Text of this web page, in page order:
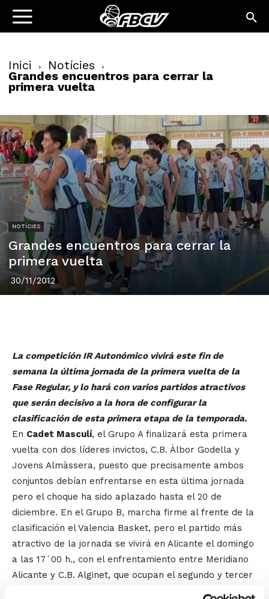
Inici Notícies
Grandes encuentros para cerrar la
primera vuelta
NOTÍCIES
Grandes encuentros para cerrar la
primera vuelta
30/11/2012
La competición IR Autonómico vivirá este fin de
semana la última jornada de la primera vuelta de la
Fase Regular, y lo hará con varios partidos atractivos
que serán decisivo a la hora de configurar la
clasificación de esta primera etapa de la temporada.
En Cadet Masculí, el Grupo A finalizará esta primera
vuelta con dos líderes invictos, C.B. Àlbor Godella y
Jovens Almàssera, puesto que precisamente ambos
conjuntos debían enfrentarse en esta última jornada
pero el choque ha sido aplazado hasta el 20 de
diciembre. En el Grupo B, marcha firme al frente de la
clasificación el Valencia Basket, pero el partido más
atractivo de la jornada se vivirá en Alicante el domingo
a las 17´00 h., con el enfrentamiento entre Meridiano
Alicante y C.B. Alginet, que ocupan el segundo y tercer